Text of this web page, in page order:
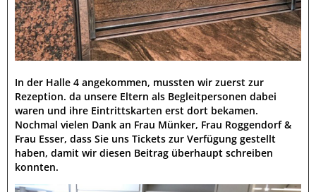
In der Halle 4 angekommen, mussten wir zuerst zur
Rezeption. da unsere Eltern als Begleitpersonen dabei
waren und ihre Eintrittskarten erst dort bekamen.
Nochmal vielen Dank an Frau Münker, Frau Roggendorf &
Frau Esser, dass Sie uns Tickets zur Verfügung gestellt
haben, damit wir diesen Beitrag überhaupt schreiben
konnten.